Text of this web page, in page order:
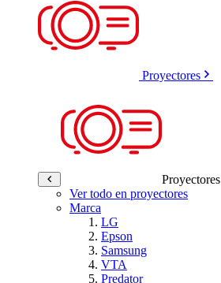
Proyectores
Proyectores
Ver todo en proyectores
Marca
LG
Epson
Samsung
VTA
Predator